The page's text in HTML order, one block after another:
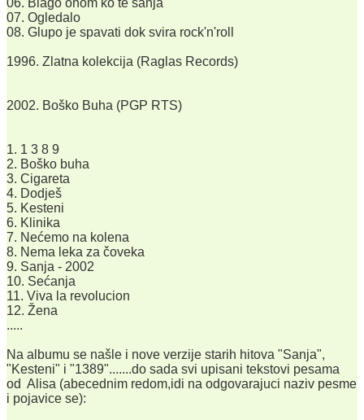
06. Blago onom ko te sanja
07. Ogledalo
08. Glupo je spavati dok svira rock'n'roll
1996. Zlatna kolekcija (Raglas Records)
2002. Boško Buha (PGP RTS)
1. 1 3 8 9
2. Boško buha
3. Cigareta
4. Dodješ
5. Kesteni
6. Klinika
7. Nećemo na kolena
8. Nema leka za čoveka
9. Sanja - 2002
10. Sećanja
11. Viva la revolucion
12. Žena
.....
Na albumu se našle i nove verzije starih hitova "Sanja",
"Kesteni" i "1389".......do sada svi upisani tekstovi pesama
od Alisa (abecednim redom,idi na odgovarajuci naziv pesme
i pojavice se):